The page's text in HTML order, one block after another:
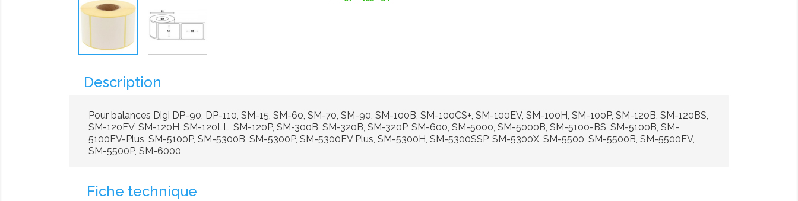
Description
Pour balances Digi DP-90, DP-110, SM-15, SM-60, SM-70, SM-90, SM-100B, SM-100CS+, SM-100EV, SM-100H, SM-100P, SM-120B, SM-120BS,
SM-120EV, SM-120H, SM-120LL, SM-120P, SM-300B, SM-320B, SM-320P, SM-600, SM-5000, SM-5000B, SM-5100-BS, SM-5100B, SM-
5100EV-Plus, SM-5100P, SM-5300B, SM-5300P, SM-5300EV Plus, SM-5300H, SM-5300SSP, SM-5300X, SM-5500, SM-5500B, SM-5500EV,
SM-5500P, SM-6000
Fiche technique